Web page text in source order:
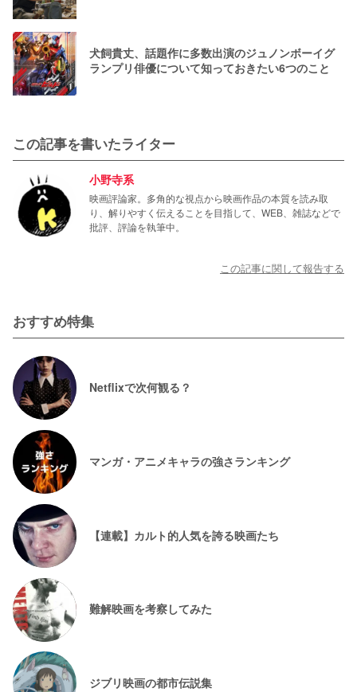
犬飼貴丈、話題作に多数出演のジュノンボーイグ
ランプリ俳優について知っておきたい6つのこと
この記事を書いたライター
小野寺系
映画評論家。多角的な視点から映画作品の本質を読み取
り、解りやすく伝えることを目指して、WEB、雑誌などで
批評、評論を執筆中。
この記事に関して報告する
おすすめ特集
Netflixで次何観る？
マンガ・アニメキャラの強さランキング
【連載】カルト的人気を誇る映画たち
難解映画を考察してみた
ジブリ映画の都市伝説集